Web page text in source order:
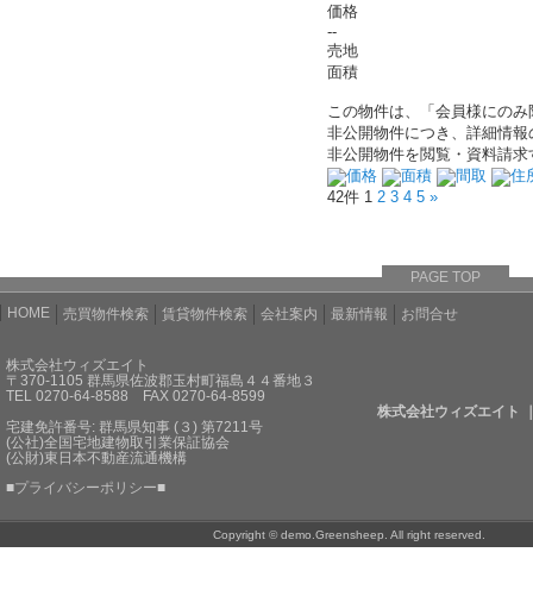
価格
--
売地
面積
この物件は、「会員様にの
非公開物件につき、詳細情
非公開物件を閲覧・資料請
価格
面積 間取
住
42件 1 2 3 4 5 »
PAGE TOP
HOME 売買物件検索 賃貸物件検索 会社案内 最新情報 お問合せ
株式会社ウィズエイト
〒370-1105 群馬県佐波郡玉村町福島４４番地３
TEL 0270-64-8588 FAX 0270-64-8599
株式会社ウィズエイト
宅建免許番号: 群馬県知事 (３) 第7211号
(公社)全国宅地建物取引業保証協会
(公財)東日本不動産流通機構
■プライバシーポリシー■
Copyright © demo.Greensheep. All right reserved.